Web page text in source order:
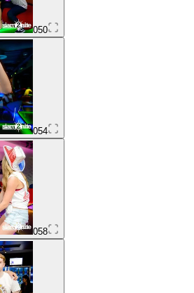
050
054
058